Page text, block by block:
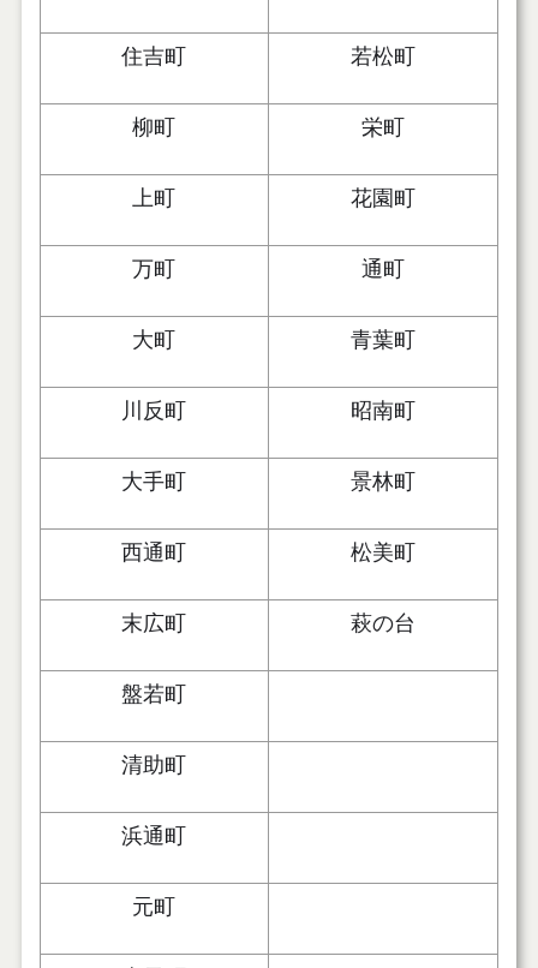
住吉町 若松町
柳町 栄町
上町 花園町
万町 通町
大町 青葉町
川反町 昭南町
大手町 景林町
西通町 松美町
末広町 萩の台
盤若町
清助町
浜通町
元町